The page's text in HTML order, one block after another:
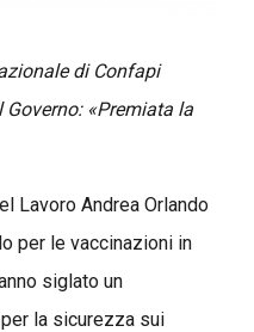
di Confapi
«Premiata la
Lavoro Andrea Orlando
per le vaccinazioni in
siglato un
la sicurezza sui